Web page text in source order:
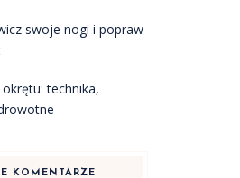
swoje nogi i popraw
technika,
KOMENTARZE